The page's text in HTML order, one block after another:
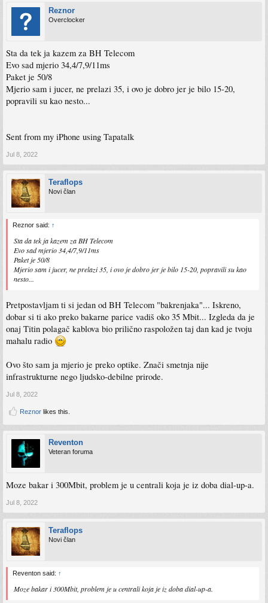
Speedtest by Ookla
[error] Error: [0] Timeout occurred in connect.
ISP: TXTV d.o.o. Tuzla
Latency: 1.61 ms (0.09 ms jitter)
Download: 47.77 Mbps (data used: 81.4 MB )
Upload: 29.33 Mbps (data used: 53.7 MB )
Packet Loss: 0.0%
Result URL:https://www.speedtest.net/result/c/242ed465-d2cd-4f47-a3de-
Speedtest by Ookla
[error] Error: [0] Timeout occurred in connect.
ISP: TXTV d.o.o. Tuzla
Latency: 1.59 ms (0.54 ms jitter)
Download: 48.15 Mbps (data used: 82.3 MB )
Upload: 29.54 Mbps (data used: 53.4 MB )
Result URL: https://www.speedtest.net/result/c/b4425908-b974-423b-b337-
Reznor
Overclocker
Sta da tek ja kazem za BH Telecom
Evo sad mjerio 34,4/7,9/11ms
Paket je 50/8
Mjerio sam i jucer, ne prelazi 35, i ovo je dobro jer je bilo 15-20,
popravili su kao nesto...
Sent from my iPhone using Tapatalk
Jul 8, 2022
Teraflops
Novi član
Reznor said: ↑
Sta da tek ja kazem za BH Telecom
Evo sad mjerio 34,4/7,9/11ms
Paket je 50/8
Mjerio sam i jucer, ne prelazi 35, i ovo je dobro jer je bilo 15-20, popravili su kao
nesto...
Pretpostavljam ti si jedan od BH Telecom "bakrenjaka"... Iskreno,
dobar si ti ako preko bakarne parice vadiš oko 35 Mbit... Izgleda da je
onaj Titin polagač kablova bio prilično raspoložen taj dan kad je tvoju
mahalu radio
Ovo što sam ja mjerio je preko optike. Znači smetnja nije
infrastrukturne nego ljudsko-debilne prirode.
Jul 8, 2022
Reznor likes this.
Reventon
Veteran foruma
Moze bakar i 300Mbit, problem je u centrali koja je iz doba dial-up-a.
Jul 8, 2022
Teraflops
Novi član
Reventon said: ↑
Moze bakar i 300Mbit, problem je u centrali koja je iz doba dial-up-a.